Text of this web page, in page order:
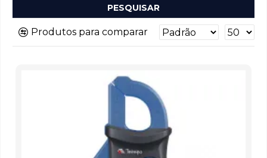
PESQUISAR
Produtos para comparar